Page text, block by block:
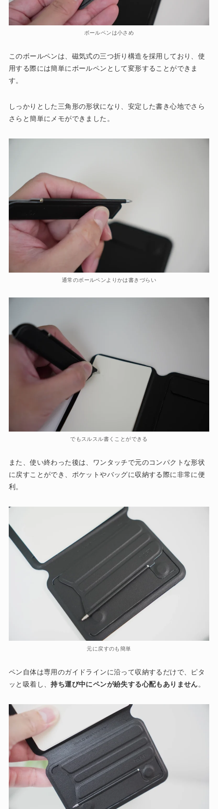
ボールペンは小さめ
このボールペンは、磁気式の三つ折り構造を採用しており、使
用する際には簡単にボールペンとして変形することができま
す。
しっかりとした三角形の形状になり、安定した書き心地でさら
さらと簡単にメモができました。
通常のボールペンよりかは書きづらい
でもスルスル書くことができる
また、使い終わった後は、ワンタッチで元のコンパクトな形状
に戻すことができ、ポケットやバッグに収納する際に非常に便
利。
元に戻すのも簡単
ペン自体は専用のガイドラインに沿って収納するだけで、ピタ
ッと吸着し、持ち運び中にペンが紛失する心配もありません。